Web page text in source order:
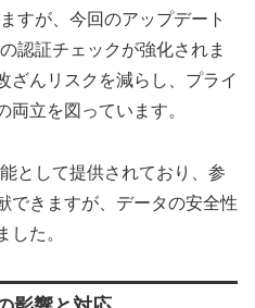
すが、今回のアップデート
認証チェックが強化されま
ざんリスクを減らし、プライ
立を図っています。
として提供されており、参
できますが、データの安全性
した。